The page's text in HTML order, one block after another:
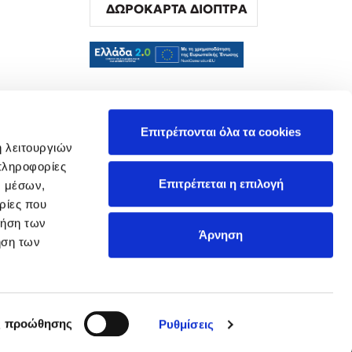
μέσων,
που
των
των
προώθησης Ρυθμίσεις
Επιτρέπονται όλα τα cookies
Επιτρέπεται η επιλογή
Άρνηση
ΔΩΡΟΚΑΡΤΑ ΔΙΟΠΤΡΑ